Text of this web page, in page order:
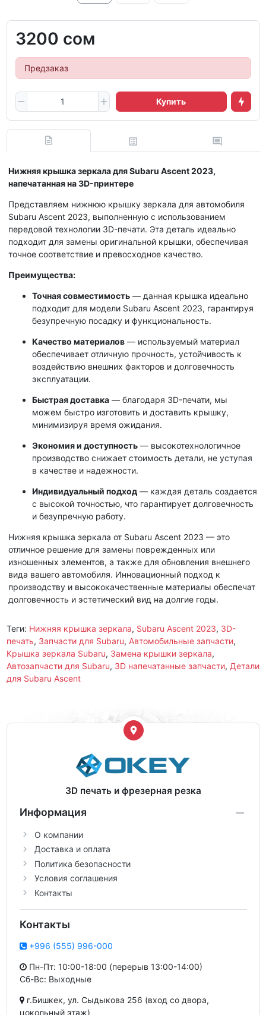
3200 сом
Предзаказ
Купить
Нижняя крышка зеркала для Subaru Ascent 2023,
напечатанная на 3D-принтере
Представляем нижнюю крышку зеркала для автомобиля
Subaru Ascent 2023, выполненную с использованием
передовой технологии 3D-печати. Эта деталь идеально
подходит для замены оригинальной крышки, обеспечивая
точное соответствие и превосходное качество.
Преимущества:
Точная совместимость — данная крышка идеально
подходит для модели Subaru Ascent 2023, гарантируя
безупречную посадку и функциональность.
Качество материалов — используемый материал
обеспечивает отличную прочность, устойчивость к
воздействию внешних факторов и долговечность
эксплуатации.
Быстрая доставка — благодаря 3D-печати, мы
можем быстро изготовить и доставить крышку,
минимизируя время ожидания.
Экономия и доступность — высокотехнологичное
производство снижает стоимость детали, не уступая
в качестве и надежности.
Индивидуальный подход — каждая деталь создается
с высокой точностью, что гарантирует долговечность
и безупречную работу.
Нижняя крышка зеркала от Subaru Ascent 2023 — это
отличное решение для замены поврежденных или
изношенных элементов, а также для обновления внешнего
вида вашего автомобиля. Инновационный подход к
производству и высококачественные материалы обеспечат
долговечность и эстетический вид на долгие годы.
Теги: Нижняя крышка зеркала, Subaru Ascent 2023, 3D-
печать, Запчасти для Subaru, Автомобильные запчасти,
Крышка зеркала Subaru, Замена крышки зеркала,
Автозапчасти для Subaru, 3D напечатанные запчасти, Детали
для Subaru Ascent
3D печать и фрезерная резка
Информация
О компании
Доставка и оплата
Политика безопасности
Условия соглашения
Контакты
Контакты
+996 (555) 996-000
Пн-Пт: 10:00-18:00 (перерыв 13:00-14:00)
Сб-Вс: Выходные
г.Бишкек, ул. Сыдыкова 256 (вход со двора,
цокольный этаж)